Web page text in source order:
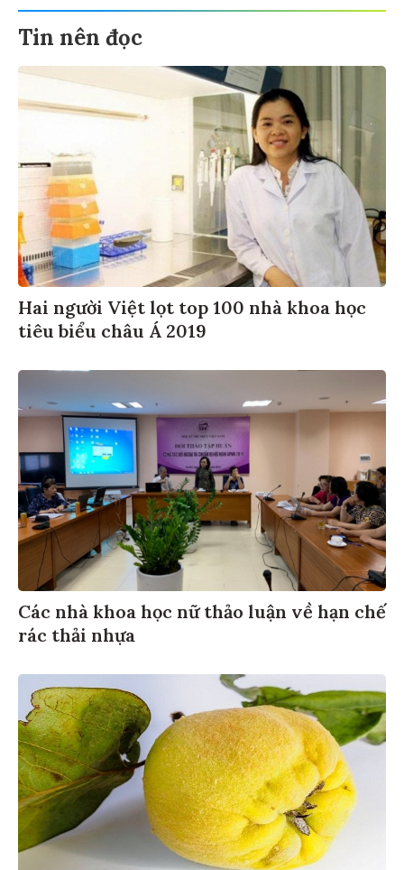
Tin nên đọc
Hai người Việt lọt top 100 nhà khoa học
tiêu biểu châu Á 2019
Các nhà khoa học nữ thảo luận về hạn chế
rác thải nhựa